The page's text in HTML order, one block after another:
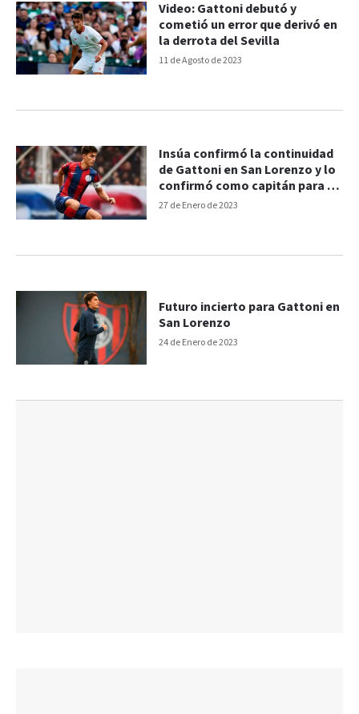
11 de Agosto de 2023
Video: Gattoni debutó y
cometió un error que derivó en
la derrota del Sevilla
27 de Enero de 2023
Insúa confirmó la continuidad
de Gattoni en San Lorenzo y lo
confirmó como capitán para el
debut
24 de Enero de 2023
Futuro incierto para Gattoni en
San Lorenzo